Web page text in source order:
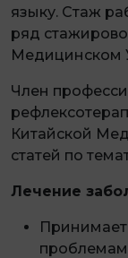
языку. Стаж
ряд
Медицинском
Член
Китайской
статей по
Лечение